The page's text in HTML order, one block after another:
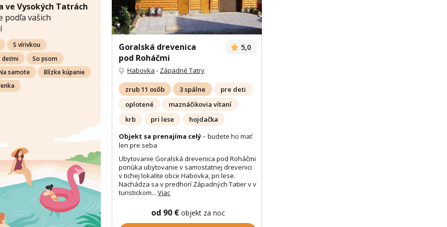
ve Vysokých Tatrách
podľa vašich
S vírivkou
deťmi
So psom
samote
Blízke kúpanie
Goralská drevenica
pod Roháčmi
5,0
Habovka - Západné Tatry
zrub 11 osôb 3 spálne
pre deti
oplotené
maznáčikovia vítaní
krb
pri lese
hojdačka
Objekt sa prenajíma celý– budete ho mať
len pre seba
Ubytovanie Goralská drevenica pod Roháčmi
ponúka ubytovanie v samostatnej drevenici
v tichej lokalite obce Habovka, pri lese.
Nachádza sa v predhorí Západných Tatier v v
turistickom...Viac
od 90 € objekt za noc